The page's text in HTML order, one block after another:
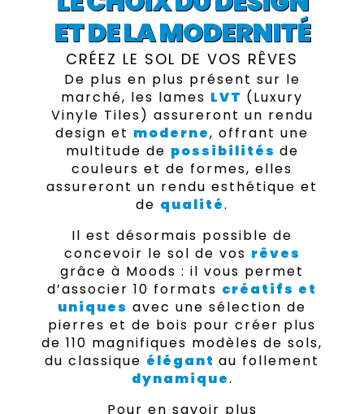
ET DE LA MODERNITÉ
CRÉEZ LE SOL DE VOS RÊVES
De plus en plus présent sur le
marché, les lames LVT (Luxury
Vinyle Tiles) assureront un rendu
design et moderne, offrant une
multitude de possibilités de
couleurs et de formes, elles
assureront un rendu esthétique et
de qualité.
Il est désormais possible de
concevoir le sol de vos rêves
grâce à Moods : il vous permet
d’associer 10 formats créatifs et
uniques avec une sélection de
pierres et de bois pour créer plus
de 110 magnifiques modèles de sols,
du classique élégant au follement
dynamique.
Pour en savoir plus